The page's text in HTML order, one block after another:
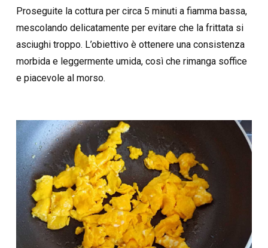
Proseguite la cottura per circa 5 minuti a fiamma bassa,
mescolando delicatamente per evitare che la frittata si
asciughi troppo. L’obiettivo è ottenere una consistenza
morbida e leggermente umida, così che rimanga soffice
e piacevole al morso.